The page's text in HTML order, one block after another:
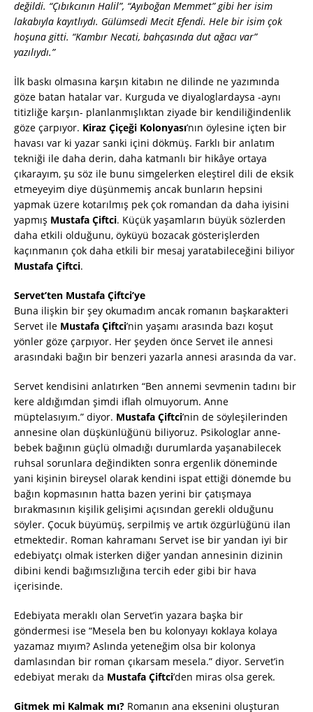
değildi. “Çıbıkcının Halil”, “Ayıboğan Memmet” gibi her isim
lakabıyla kayıtlıydı. Gülümsedi Mecit Efendi. Hele bir isim çok
hoşuna gitti. “Kambır Necati, bahçasında dut ağacı var”
yazılıydı.”
İlk baskı olmasına karşın kitabın ne dilinde ne yazımında
göze batan hatalar var. Kurguda ve diyaloglardaysa -aynı
titizliğe karşın- planlanmışlıktan ziyade bir kendiliğindenlik
göze çarpıyor. Kiraz Çiçeği Kolonyası’nın öylesine içten bir
havası var ki yazar sanki içini dökmüş. Farklı bir anlatım
tekniği ile daha derin, daha katmanlı bir hikâye ortaya
çıkarayım, şu söz ile bunu simgelerken eleştirel dili de eksik
etmeyeyim diye düşünmemiş ancak bunların hepsini
yapmak üzere kotarılmış pek çok romandan da daha iyisini
yapmış Mustafa Çiftci. Küçük yaşamların büyük sözlerden
daha etkili olduğunu, öyküyü bozacak gösterişlerden
kaçınmanın çok daha etkili bir mesaj yaratabileceğini biliyor
Mustafa Çiftci.
Servet’ten Mustafa Çiftci’ye
Buna ilişkin bir şey okumadım ancak romanın başkarakteri
Servet ile Mustafa Çiftci’nin yaşamı arasında bazı koşut
yönler göze çarpıyor. Her şeyden önce Servet ile annesi
arasındaki bağın bir benzeri yazarla annesi arasında da var.
Servet kendisini anlatırken “Ben annemi sevmenin tadını bir
kere aldığımdan şimdi iflah olmuyorum. Anne
müptelasıyım.” diyor. Mustafa Çiftci’nin de söyleşilerinden
annesine olan düşkünlüğünü biliyoruz. Psikologlar anne-
bebek bağının güçlü olmadığı durumlarda yaşanabilecek
ruhsal sorunlara değindikten sonra ergenlik döneminde
yani kişinin bireysel olarak kendini ispat ettiği dönemde bu
bağın kopmasının hatta bazen yerini bir çatışmaya
bırakmasının kişilik gelişimi açısından gerekli olduğunu
söyler. Çocuk büyümüş, serpilmiş ve artık özgürlüğünü ilan
etmektedir. Roman kahramanı Servet ise bir yandan iyi bir
edebiyatçı olmak isterken diğer yandan annesinin dizinin
dibini kendi bağımsızlığına tercih eder gibi bir hava
içerisinde.
Edebiyata meraklı olan Servet’in yazara başka bir
göndermesi ise “Mesela ben bu kolonyayı koklaya kolaya
yazamaz mıyım? Aslında yeteneğim olsa bir kolonya
damlasından bir roman çıkarsam mesela.” diyor. Servet’in
edebiyat merakı da Mustafa Çiftci’den miras olsa gerek.
Gitmek mi Kalmak mı? Romanın ana eksenini oluşturan